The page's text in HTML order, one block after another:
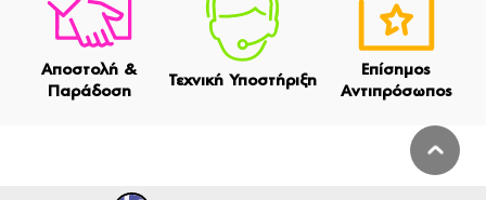
Αποστολή &
Παράδοση
Τεχνική Υποστήριξη
Επίσημος
Αντιπρόσωπος